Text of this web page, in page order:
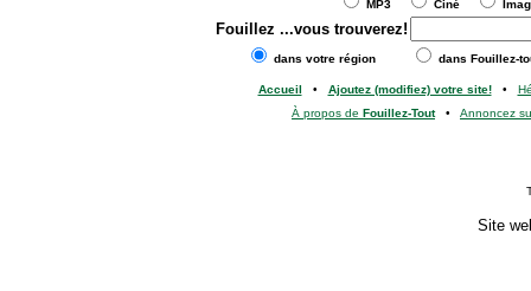
MP3 Ciné
Fouillez ...vous trouverez!
dans votre région dans Fouillez-
Accueil • Ajoutez (modifiez) votre site!•
À propos de Fouillez-Tout• Annoncez
Site